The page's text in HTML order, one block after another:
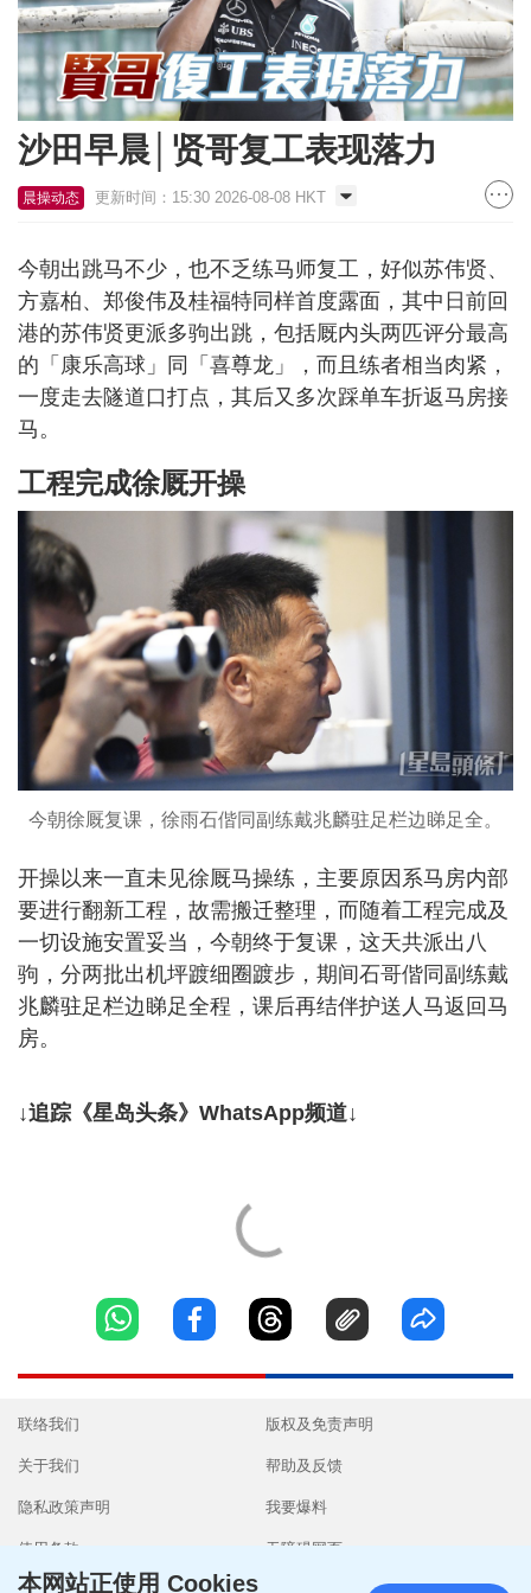
沙田早晨│贤哥复工表现落力
晨操动态 更新时间：15:30 2026-08-08 HKT
今朝出跳马不少，也不乏练马师复工，好似苏伟贤、
方嘉柏、郑俊伟及桂福特同样首度露面，其中日前回
港的苏伟贤更派多驹出跳，包括厩内头两匹评分最高
的「康乐高球」同「喜尊龙」，而且练者相当肉紧，
一度走去隧道口打点，其后又多次踩单车折返马房接
马。
工程完成徐厩开操
今朝徐厩复课，徐雨石偕同副练戴兆麟驻足栏边睇足全。
开操以来一直未见徐厩马操练，主要原因系马房内部
要进行翻新工程，故需搬迁整理，而随着工程完成及
一切设施安置妥当，今朝终于复课，这天共派出八
驹，分两批出机坪踱细圈踱步，期间石哥偕同副练戴
兆麟驻足栏边睇足全程，课后再结伴护送人马返回马
房。
↓追踪《星岛头条》WhatsApp频道↓
联络我们
关于我们
隐私政策声明
使用条款
版权及免责声明
帮助及反馈
我要爆料
无障碍网页
本网站正使用 Cookies